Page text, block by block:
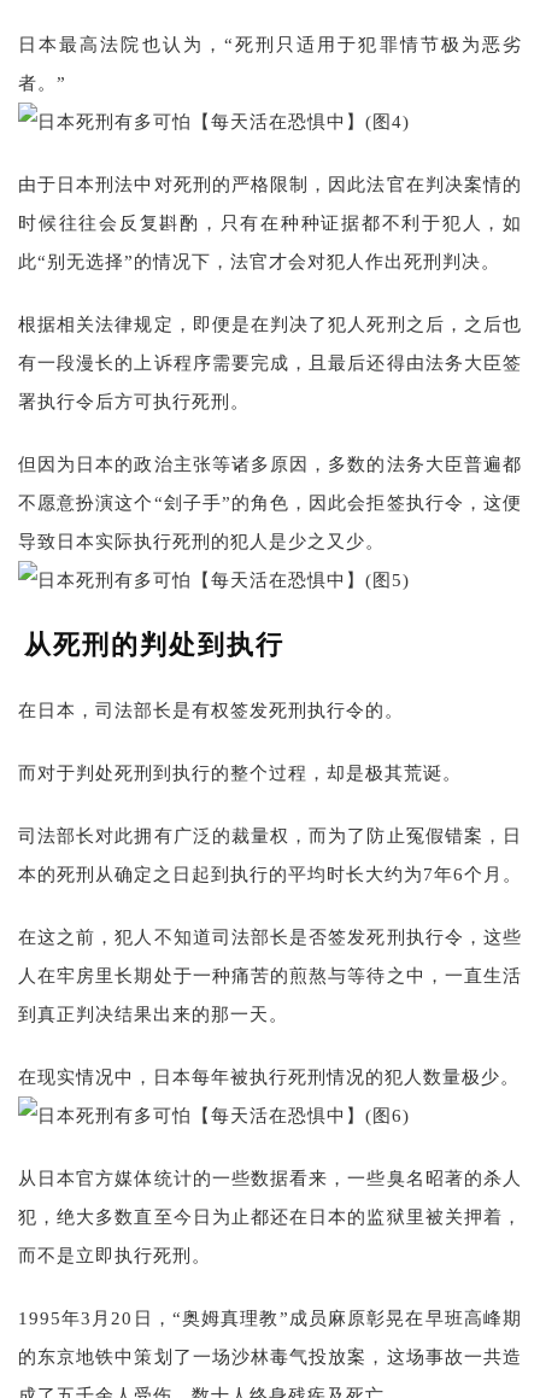
日本最高法院也认为，“死刑只适用于犯罪情节极为恶劣
者。”
由于日本刑法中对死刑的严格限制，因此法官在判决案情的
时候往往会反复斟酌，只有在种种证据都不利于犯人，如
此“别无选择”的情况下，法官才会对犯人作出死刑判决。
根据相关法律规定，即便是在判决了犯人死刑之后，之后也
有一段漫长的上诉程序需要完成，且最后还得由法务大臣签
署执行令后方可执行死刑。
但因为日本的政治主张等诸多原因，多数的法务大臣普遍都
不愿意扮演这个“刽子手”的角色，因此会拒签执行令，这便
导致日本实际执行死刑的犯人是少之又少。
从死刑的判处到执行
在日本，司法部长是有权签发死刑执行令的。
而对于判处死刑到执行的整个过程，却是极其荒诞。
司法部长对此拥有广泛的裁量权，而为了防止冤假错案，日
本的死刑从确定之日起到执行的平均时长大约为7年6个月。
在这之前，犯人不知道司法部长是否签发死刑执行令，这些
人在牢房里长期处于一种痛苦的煎熬与等待之中，一直生活
到真正判决结果出来的那一天。
在现实情况中，日本每年被执行死刑情况的犯人数量极少。
从日本官方媒体统计的一些数据看来，一些臭名昭著的杀人
犯，绝大多数直至今日为止都还在日本的监狱里被关押着，
而不是立即执行死刑。
1995年3月20日，“奥姆真理教”成员麻原彰晃在早班高峰期
的东京地铁中策划了一场沙林毒气投放案，这场事故一共造